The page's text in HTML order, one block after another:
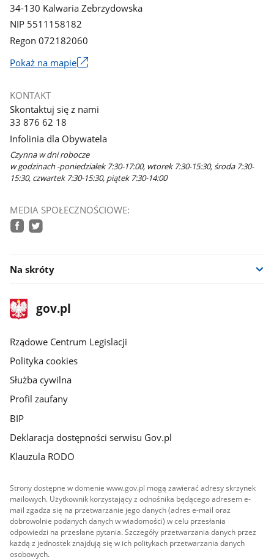
34-130 Kalwaria Zebrzydowska
NIP 5511158182
Regon 072182060
Pokaż na mapieLink
nowym
KONTAKT
Skontaktuj się z nami
33 876 62 18
Infolinia dla Obywatela
Czynna w dni robocze
w godzinach -poniedziałek 7:30-17:00, wtorek 7:30-15:30, środa 7:30-
15:30, czwartek 7:30-15:30, piątek 7:30-14:00
MEDIA SPOŁECZNOŚCIOWE:
Na skróty
stopka
gov.plStrona
gov.pl
Rządowe Centrum Legislacji
Polityka cookies
Służba cywilna
Profil zaufany
BIP
Deklaracja dostępności serwisu Gov.pl
Klauzula RODO
Strony dostępne w domenie www.gov.pl mogą zawierać adresy skrzynek
mailowych. Użytkownik korzystający z odnośnika będącego adresem e-
mail zgadza się na przetwarzanie jego danych (adres e-mail oraz
dobrowolnie podanych danych w wiadomości) w celu przesłania
odpowiedzi na przesłane pytania. Szczegóły przetwarzania danych przez
każdą z jednostek znajdują się w ich politykach przetwarzania danych
osobowych.